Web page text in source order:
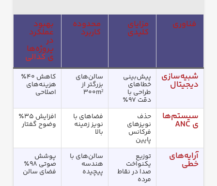
فناوری مزایای
کلیدی
محدوده
کاربرد
بهبود
عملکرد
در
پروژه‌ها
ی کدالی
شبیه‌سازی
دیجیتال
پیش‌بینی
خطاهای
طراحی با
دقت ۹۷٪
سالن‌های
بزرگتر از
۳۰۰m²
کاهش ۴۰٪
هزینه‌های
اصلاحی
سیستم‌ها
ی
حذف
نویزهای
فرکانس
پایین
فضاهای با
نویز زمینه
بالا
افزایش ۳۵٪
وضوح گفتار
آرایه‌های
خطی
توزیع
یکنواخت
صدا در نقاط
مرده
سالن‌های با
هندسه
پیچیده
پوشش
صوتی ۹۸٪
فضای سالن